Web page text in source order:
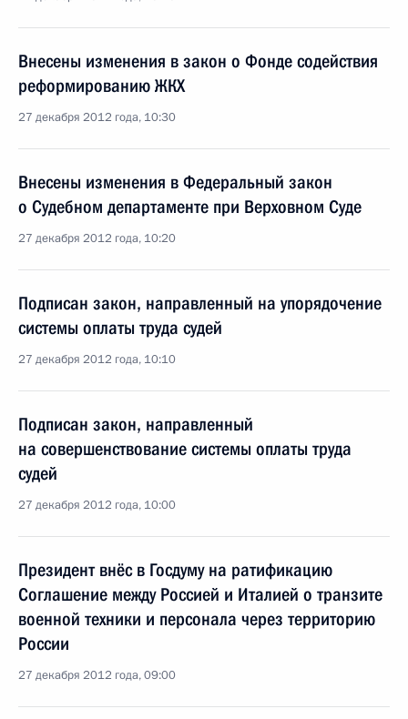
Внесены изменения в закон о Фонде содействия
реформированию ЖКХ
27 декабря 2012 года, 10:30
Внесены изменения в Федеральный закон
о Судебном департаменте при Верховном Суде
27 декабря 2012 года, 10:20
Подписан закон, направленный на упорядочение
системы оплаты труда судей
27 декабря 2012 года, 10:10
Подписан закон, направленный
на совершенствование системы оплаты труда
судей
27 декабря 2012 года, 10:00
Президент внёс в Госдуму на ратификацию
Соглашение между Россией и Италией о транзите
военной техники и персонала через территорию
России
27 декабря 2012 года, 09:00